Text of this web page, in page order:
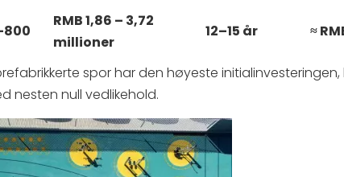
RMB 1,86 – 3,72
millioner
12–15 år ≈
spor har den høyeste
nesten null vedlikehold.